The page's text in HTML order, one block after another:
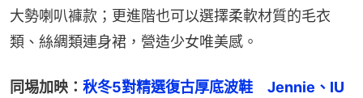
大勢喇叭褲款；更進階也可以選擇柔軟材質的毛衣
類、絲綢類連身裙，營造少女唯美感。
同埸加映： 秋冬5對精選復古厚底波鞋　Jennie、IU